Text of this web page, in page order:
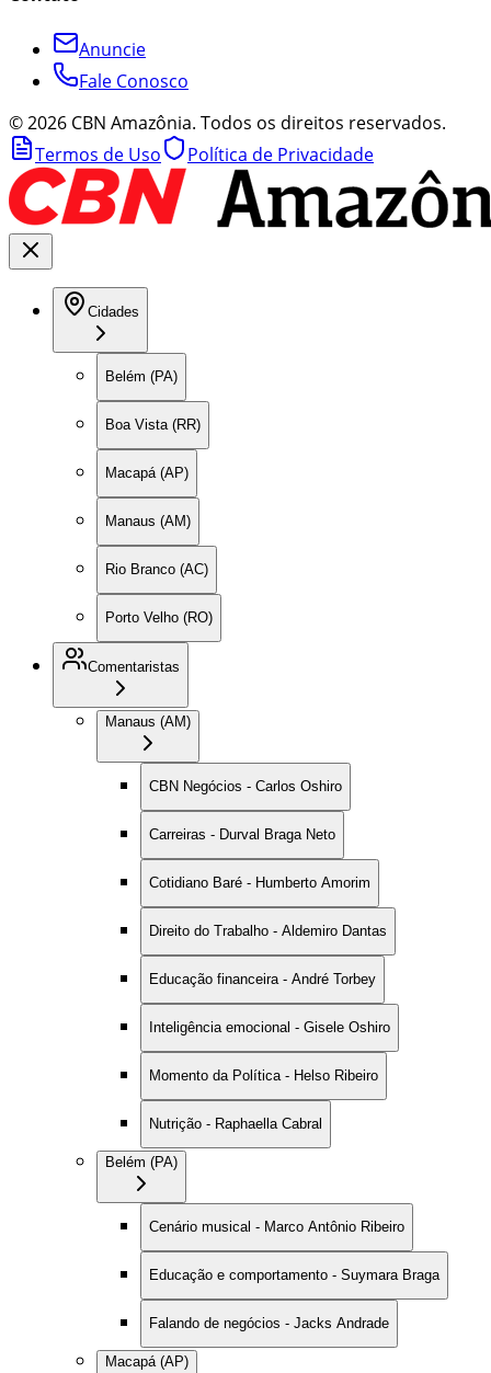
Anuncie
Fale Conosco
©2026 CBN Amazônia. Todos os direitos reservados.
Termos de Uso
Política de Privacidade
Cidades
Belém (PA)
Boa Vista (RR)
Macapá (AP)
Manaus (AM)
Rio Branco (AC)
Porto Velho (RO)
Comentaristas
Manaus (AM)
CBN Negócios - Carlos Oshiro
Carreiras - Durval Braga Neto
Cotidiano Baré - Humberto Amorim
Direito do Trabalho - Aldemiro Dantas
Educação financeira - André Torbey
Inteligência emocional - Gisele Oshiro
Momento da Política - Helso Ribeiro
Nutrição - Raphaella Cabral
Belém (PA)
Cenário musical - Marco Antônio Ribeiro
Educação e comportamento - Suymara Braga
Falando de negócios - Jacks Andrade
Macapá (AP)